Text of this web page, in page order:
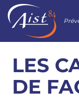
LES
DE